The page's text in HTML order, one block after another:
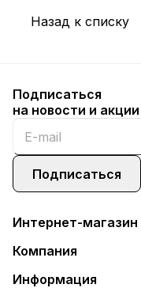
Назад к списку
Подписаться
на новости и акции
Подписаться
Интернет-магазин
Компания
Информация